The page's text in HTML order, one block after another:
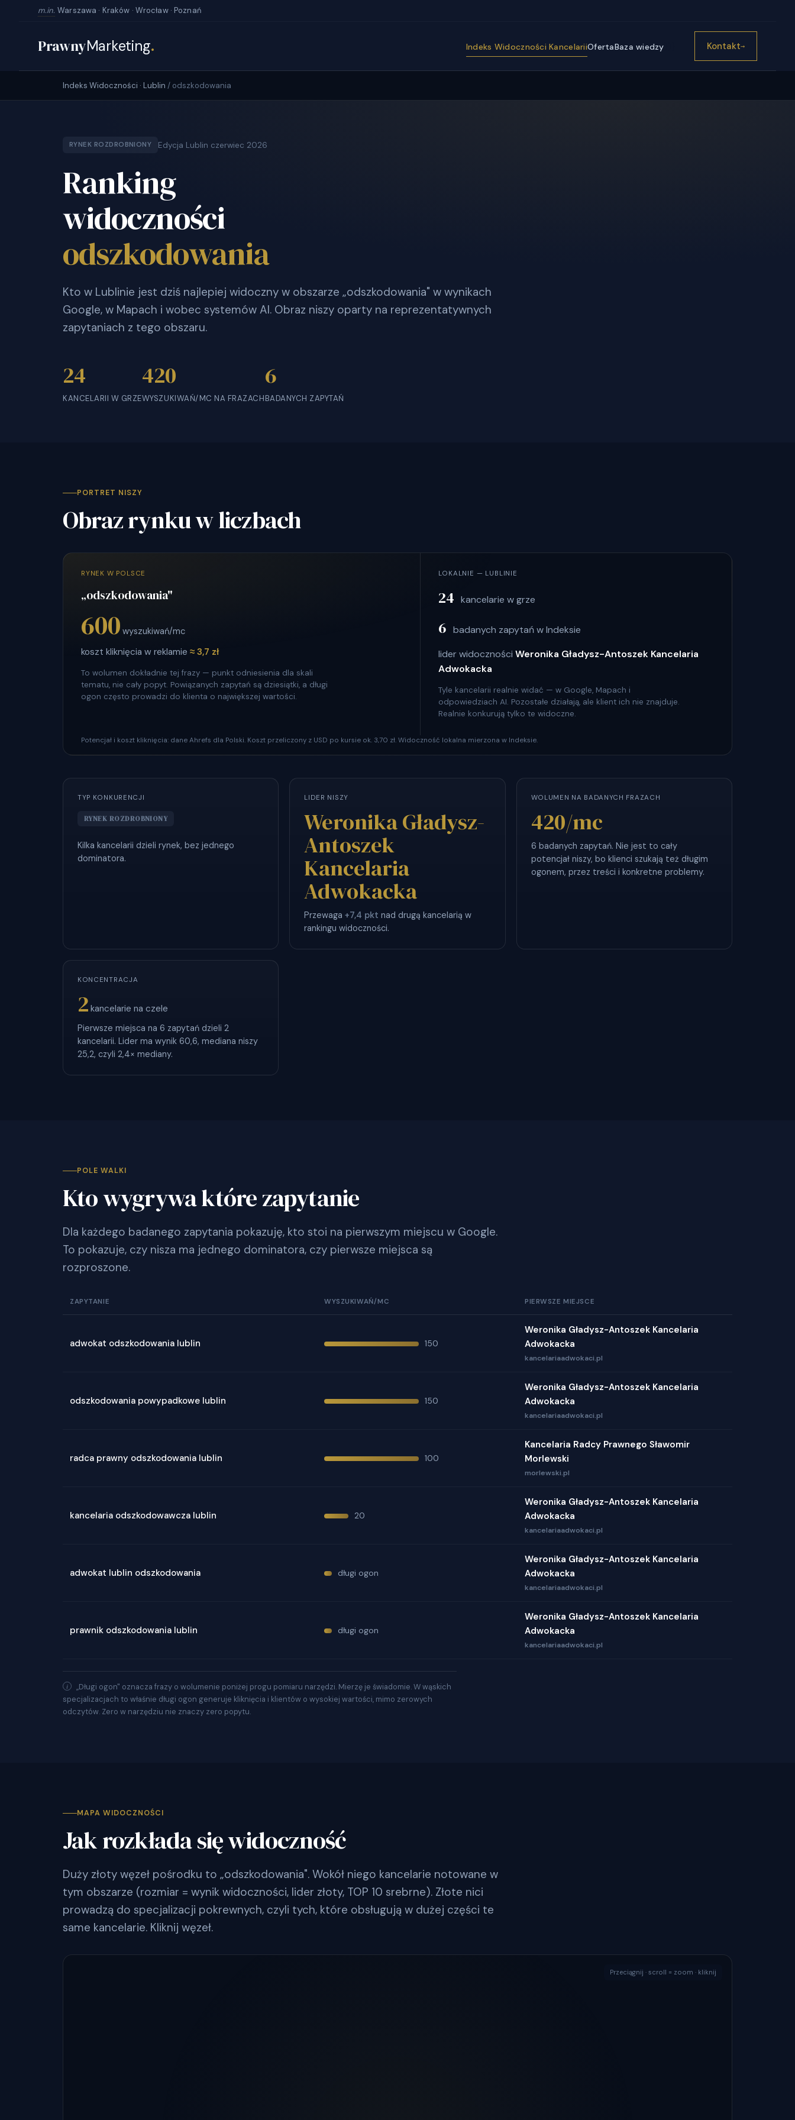
m.in. Warszawa · Kraków · Wrocław · Poznań
PrawnyMarketing. Indeks Widoczności KancelariiOfertaBaza wiedzy Kontakt→
Indeks Widoczności · Lublin / odszkodowania
RYNEK ROZDROBNIONY Edycja Lublin czerwiec 2026
Ranking
widoczności
odszkodowania
Kto w Lublinie jest dziś najlepiej widoczny w obszarze „odszkodowania" w wynikach
Google, w Mapach i wobec systemów AI. Obraz niszy oparty na reprezentatywnych
zapytaniach z tego obszaru.
24
KANCELARII W GRZE
420
WYSZUKIWAŃ/MC NA FRAZACH
6
BADANYCH ZAPYTAŃ
PORTRET NISZY
Obraz rynku w liczbach
RYNEK W POLSCE
„odszkodowania"
600 wyszukiwań/mc
koszt kliknięcia w reklamie ≈ 3,7 zł
To wolumen dokładnie tej frazy — punkt odniesienia dla skali
tematu, nie cały popyt. Powiązanych zapytań są dziesiątki, a długi
ogon często prowadzi do klienta o największej wartości.
LOKALNIE — LUBLINIE
24 kancelarie w grze
6 badanych zapytań w Indeksie
lider widocznościWeronika Gładysz-Antoszek Kancelaria
Adwokacka
Tyle kancelarii realnie widać — w Google, Mapach i
odpowiedziach AI. Pozostałe działają, ale klient ich nie znajduje.
Realnie konkurują tylko te widoczne.
Potencjał i koszt kliknięcia: dane Ahrefs dla Polski. Koszt przeliczony z USD po kursie ok. 3,70 zł. Widoczność lokalna mierzona w Indeksie.
TYP KONKURENCJI
RYNEK ROZDROBNIONY
Kilka kancelarii dzieli rynek, bez jednego
dominatora.
LIDER NISZY
Weronika Gładysz-
Antoszek
Kancelaria
Adwokacka
Przewaga+7,4 pkt nad drugą kancelarią w
rankingu widoczności.
WOLUMEN NA BADANYCH FRAZACH
420/mc
6 badanych zapytań. Nie jest to cały
potencjał niszy, bo klienci szukają też długim
ogonem, przez treści i konkretne problemy.
KONCENTRACJA
2 kancelarie na czele
Pierwsze miejsca na 6 zapytań dzieli 2
kancelarii. Lider ma wynik 60,6, mediana niszy
25,2, czyli 2,4× mediany.
POLE WALKI
Kto wygrywa które zapytanie
Dla każdego badanego zapytania pokazuję, kto stoi na pierwszym miejscu w Google.
To pokazuje, czy nisza ma jednego dominatora, czy pierwsze miejsca są
rozproszone.
ZAPYTANIE WYSZUKIWAŃ/MC PIERWSZE MIEJSCE
adwokat odszkodowania lublin 150
Weronika Gładysz-Antoszek Kancelaria
Adwokacka
kancelariaadwokaci.pl
odszkodowania powypadkowe lublin 150
Weronika Gładysz-Antoszek Kancelaria
Adwokacka
kancelariaadwokaci.pl
radca prawny odszkodowania lublin 100
Kancelaria Radcy Prawnego Sławomir
Morlewski
morlewski.pl
kancelaria odszkodowawcza lublin 20
Weronika Gładysz-Antoszek Kancelaria
Adwokacka
kancelariaadwokaci.pl
adwokat lublin odszkodowania długi ogon
Weronika Gładysz-Antoszek Kancelaria
Adwokacka
kancelariaadwokaci.pl
prawnik odszkodowania lublin długi ogon
Weronika Gładysz-Antoszek Kancelaria
Adwokacka
kancelariaadwokaci.pl
„Długi ogon" oznacza frazy o wolumenie poniżej progu pomiaru narzędzi. Mierzę je świadomie. W wąskich
specjalizacjach to właśnie długi ogon generuje kliknięcia i klientów o wysokiej wartości, mimo zerowych
odczytów. Zero w narzędziu nie znaczy zero popytu.
MAPA WIDOCZNOŚCI
Jak rozkłada się widoczność
Duży złoty węzeł pośrodku to „odszkodowania". Wokół niego kancelarie notowane w
tym obszarze (rozmiar = wynik widoczności, lider złoty, TOP 10 srebrne). Złote nici
prowadzą do specjalizacji pokrewnych, czyli tych, które obsługują w dużej części te
same kancelarie. Kliknij węzeł.
Przeciągnij · scroll = zoom · kliknij